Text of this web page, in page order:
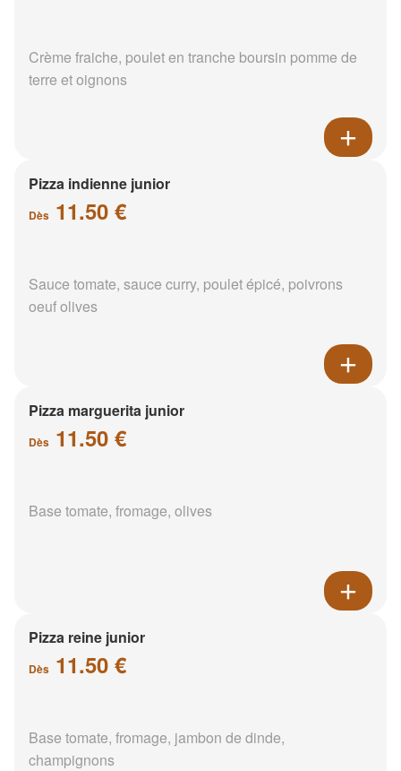
Crème fraiche, poulet en tranche boursin pomme de
terre et oignons
Pizza indienne junior
Dès 11.50 €
Sauce tomate, sauce curry, poulet épicé, poivrons
oeuf olives
Pizza marguerita junior
Dès 11.50 €
Base tomate, fromage, olives
Pizza reine junior
Dès 11.50 €
Base tomate, fromage, jambon de dinde,
champignons